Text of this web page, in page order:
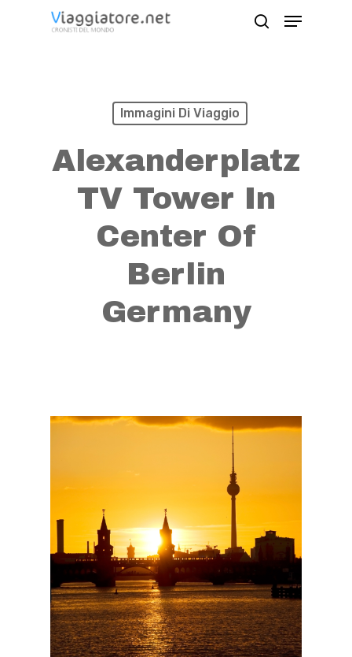
Menu
Immagini Di Viaggio
Alexanderplatz
TV Tower In
Center Of
Berlin
Germany